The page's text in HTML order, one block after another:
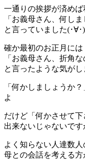
一通りの挨拶が済め
「お義母さん、何しま
と言っていました(･∀･)
確か最初のお正月には
「お義母さん、折角
と言ったような気がし
「何かしましょうか
よ
だけど「何かさせて
出来ないじゃないです
よく知らない人達数
母との会話を考える